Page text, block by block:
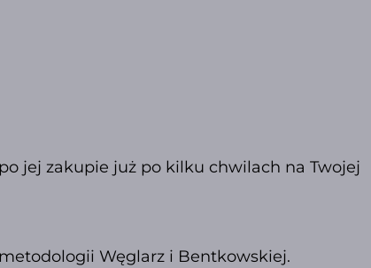
jej zakupie już po kilku chwilach na Twojej
Węglarz i Bentkowskiej.